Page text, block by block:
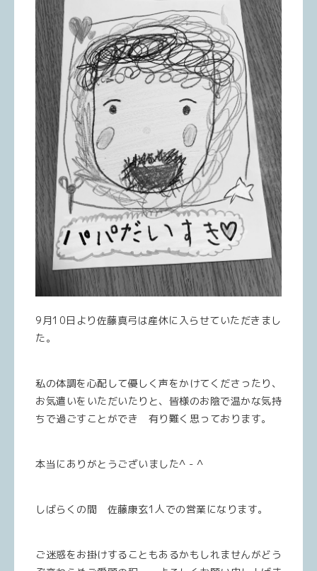
9月10日より佐藤真弓は産休に入らせていただきまし
た。
私の体調を心配して優しく声をかけてくださったり、
お気遣いをいただいたりと、皆様のお陰で温かな気持
ちで過ごすことができ 有り難く思っております。
本当にありがとうございました^ - ^
しばらくの間 佐藤康玄1人での営業になります。
ご迷惑をお掛けすることもあるかもしれませんがどう